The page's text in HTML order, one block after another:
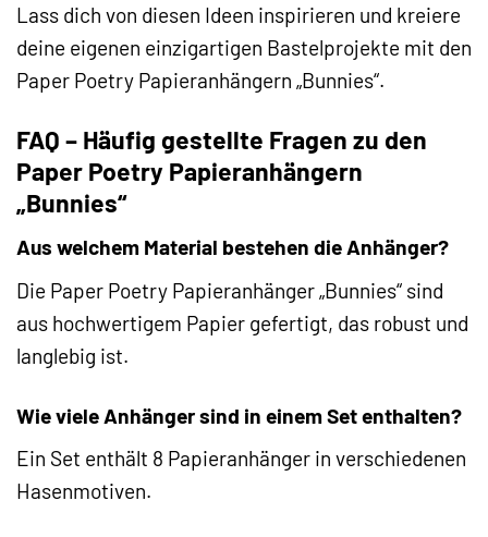
Lass dich von diesen Ideen inspirieren und kreiere
deine eigenen einzigartigen Bastelprojekte mit den
Paper Poetry Papieranhängern „Bunnies“.
FAQ – Häufig gestellte Fragen zu den
Paper Poetry Papieranhängern
„Bunnies“
Aus welchem Material bestehen die Anhänger?
Die Paper Poetry Papieranhänger „Bunnies“ sind
aus hochwertigem Papier gefertigt, das robust und
langlebig ist.
Wie viele Anhänger sind in einem Set enthalten?
Ein Set enthält 8 Papieranhänger in verschiedenen
Hasenmotiven.